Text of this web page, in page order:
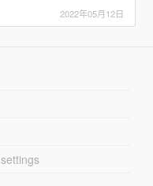
2022年05月12日